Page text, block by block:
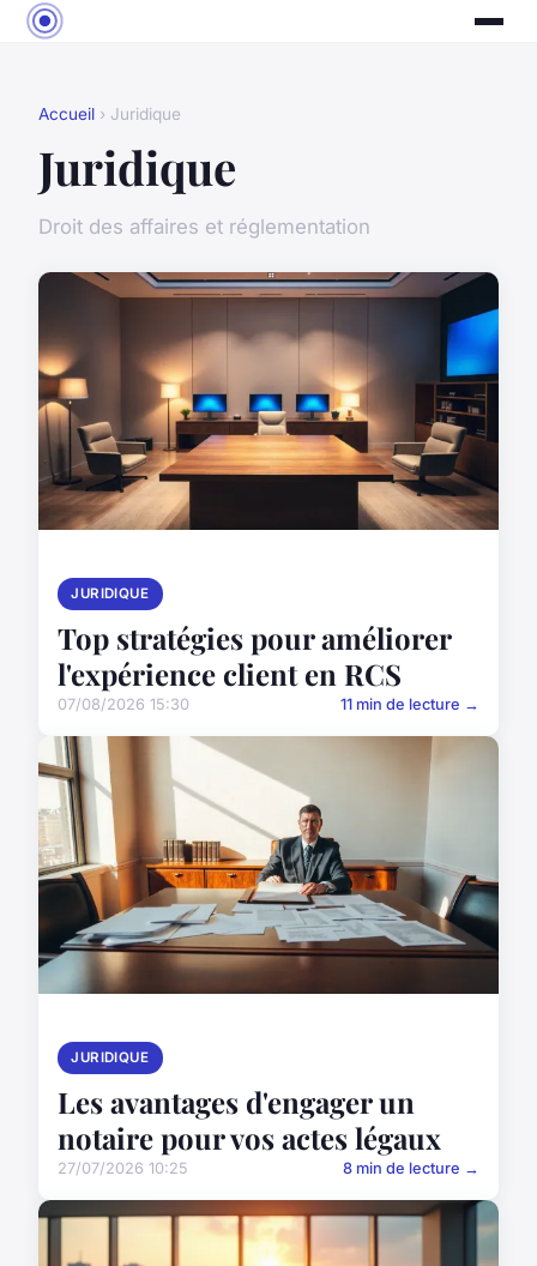
Accueil › Juridique
Juridique
Droit des affaires et réglementation
JURIDIQUE
Top stratégies pour améliorer
l'expérience client en RCS
07/08/2026 15:30 11 min de lecture →
JURIDIQUE
Les avantages d'engager un
notaire pour vos actes légaux
27/07/2026 10:25 8 min de lecture →